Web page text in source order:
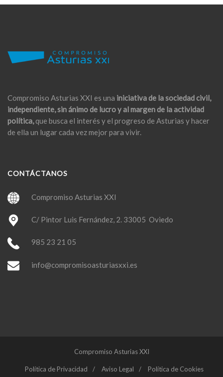
Compromiso Asturias XXI es una iniciativa de la sociedad civil,
independiente, sin ánimo de lucro y al margen de la actividad
política,que busca el interés y el progreso de Asturias y hacer
de ella un lugar cada vez mejor para vivir.
CONTÁCTANOS
Compromiso Asturias XXI
C/ Pintor Luis Fernández, 2. 33005 Oviedo
985 23 21 05
info@compromisoasturiasxxi.es
Compromiso Asturias XXI
Política de Privacidad Aviso Legal Política de Cookies